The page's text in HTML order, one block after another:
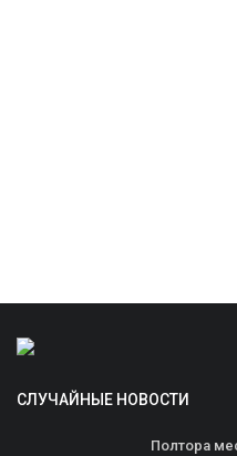
СЛУЧАЙНЫЕ НОВОСТИ
Полтора